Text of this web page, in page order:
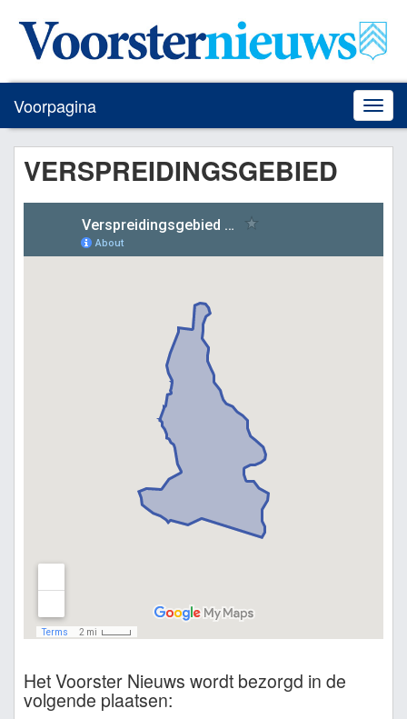
Toggle
Voorpagina
VERSPREIDINGSGEBIED
Het Voorster Nieuws wordt bezorgd in de
volgende plaatsen: